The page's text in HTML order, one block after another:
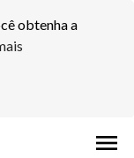
obtenha a
menu